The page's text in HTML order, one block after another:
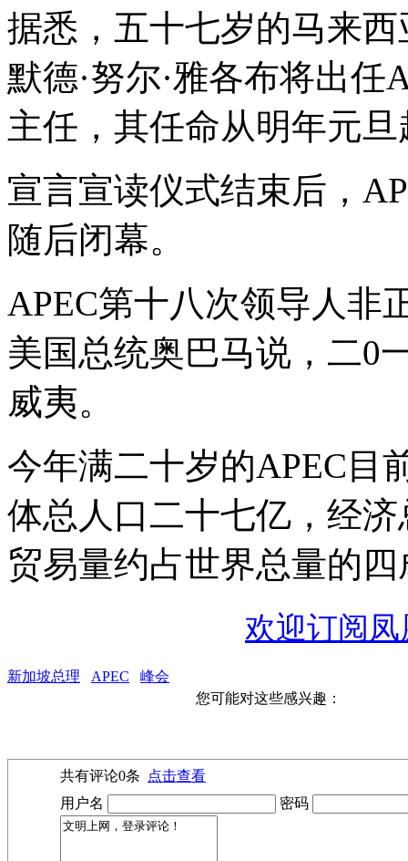
据悉，五十七岁的马来
默德·努尔·雅各布将出
主任，其任命从明年元
宣言宣读仪式结束后，
随后闭幕。
APEC第十八次领导人非
美国总统奥巴马说，二0
威夷。
今年满二十岁的APEC目
体总人口二十七亿，经
贸易量约占世界总量的
欢迎订阅
新加坡总理 APEC
峰会
您可能对这些感兴趣：
共有评论0条
点击查看
用户名
密码